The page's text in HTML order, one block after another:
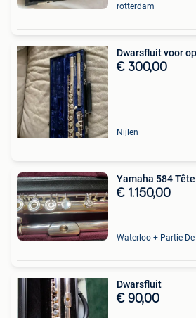
rotterdam
Dwarsfluit voor
€ 300,00
Nijlen
€ 1.150,00
Dwarsfluit
€ 90,00